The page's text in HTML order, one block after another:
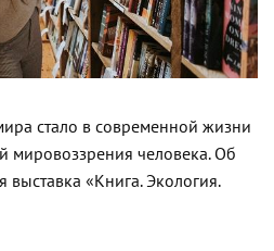
стало в современной жизни
мировоззрения человека. Об
выставка «Книга. Экология.